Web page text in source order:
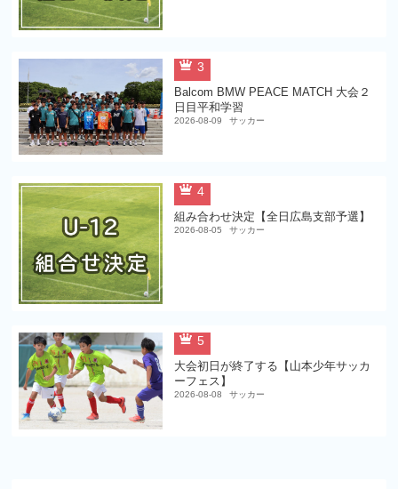
3
Balcom BMW PEACE MATCH 大会２
日目平和学習
2026-08-09 サッカー
4
組み合わせ決定【全日広島支部予選】
2026-08-05 サッカー
5
大会初日が終了する【山本少年サッカ
ーフェス】
2026-08-08 サッカー